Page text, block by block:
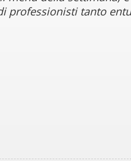
professionisti tanto